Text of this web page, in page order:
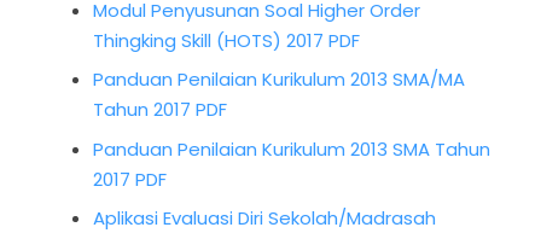
Modul Penyusunan Soal Higher Order
Thingking Skill (HOTS) 2017 PDF
Panduan Penilaian Kurikulum 2013 SMA/MA
Tahun 2017 PDF
Panduan Penilaian Kurikulum 2013 SMA Tahun
2017 PDF
Aplikasi Evaluasi Diri Sekolah/Madrasah